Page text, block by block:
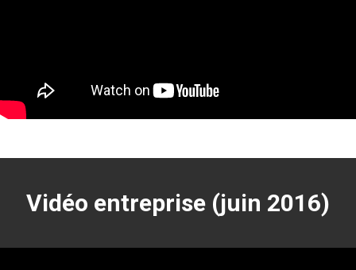
Vidéo entreprise (juin 2016)